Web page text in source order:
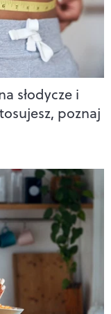
słodycze i
poznaj